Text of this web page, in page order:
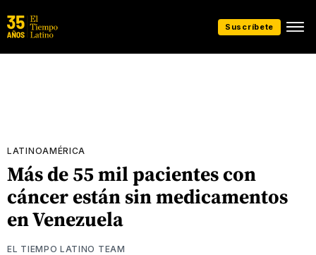
Suscríbete
LATINOAMÉRICA
Más de 55 mil pacientes con
cáncer están sin medicamentos
en Venezuela
EL TIEMPO LATINO TEAM